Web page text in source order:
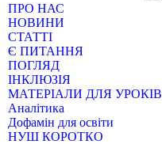
ПРО НАС
НОВИНИ
СТАТТІ
Є ПИТАННЯ
ПОГЛЯД
ІНКЛЮЗІЯ
МАТЕРІАЛИ ДЛЯ УРОКІВ
Аналітика
Дофамін для освіти
НУШ КОРОТКО